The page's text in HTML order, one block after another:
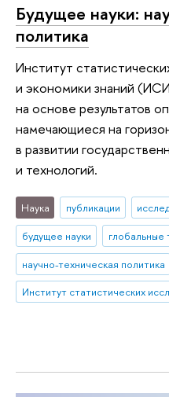
Будущее науки:
политика
Институт
и экономики знаний
на основе результатов
намечающиеся на
в развитии
и технологий.
Наука публикации
будущее науки
глобальные
научно-техническая политика